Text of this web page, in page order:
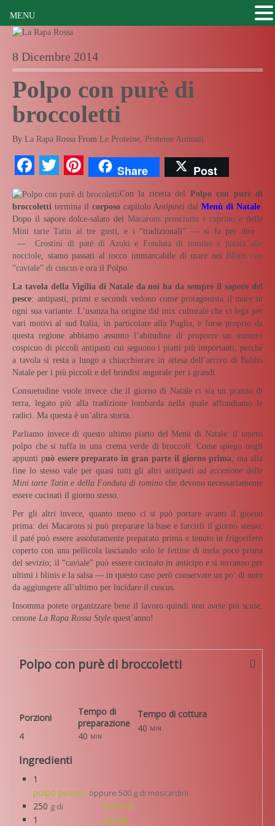
8 Dicembre 2014
Polpo con purè di
broccoletti
By La Rapa Rossa From Le Proteine, Proteine Animali
Facebook
TwitterPinterest
Share Post
Con la ricetta del Polpo con purè di
broccoletti termina il corposocapitolo Antipasti dalMenù di Natale
Dopo il sapore dolce-salato dei Macarons prosciutto e caprino e delle
Mini tarte Tatin ai tre gusti , e i “tradizionali” — si fa per dire
—Crostini di paté di Azuki eFonduta di tomino e patata alle
nocciole , siamo passati al tocco immancabile di mare neiBlinis con
“caviale” di cuscus e ora il Polpo.
La tavola della Vigilia di Natale da noi ha da sempre il sapore del
pesce: antipasti, primi e secondi vedono come protagonista il mare in
ogni sua variante. L’usanza ha origine dal mix culturale che ci lega per
vari motivi al sud Italia, in particolare alla Puglia, e forse proprio da
questa regione abbiamo assunto l’abitudine di proporre un numero
cospicuo di piccoli antipasti cui seguono i piatti più importanti, perché
a tavola si resta a lungo a chiacchierare in attesa dell’arrivo di Babbo
Natale per i più piccoli e del brindisi augurale per i grandi.
Consuetudine vuole invece che il giorno di Natale ci sia un pranzo di
terra, legato più alla tradizione lombarda nella quale affondiamo le
radici. Ma questa è un’altra storia.
Parliamo invece di questo ultimo piatto del Menù di Natale: il tenero
polpo che si tuffa in una crema verde di broccoli. Come spiego negli
appunti può essere preparato in gran parte il giorno prima , ma alla
fine lo stesso vale per quasi tutti gli altri antipastiad eccezione delle
Mini tarte Tatin e della Fonduta di tominoche devono necessariamente
essere cucinati il giorno stesso.
Per gli altri invece, quanto meno ci si può portare avanti il giorno
prima: dei Macarons si può preparare la base e farcirli il giorno stesso;
il paté può essere assolutamente preparato prima e tenuto in frigorifero
coperto con una pellicola lasciando solo le fettine di mela poco prima
del sevizio; il “caviale” può essere cucinato in anticipo e si terranno per
ultimi i blinis e la salsa — in questo caso però conservate un po’ di nero
da aggiungere all’ultimo per lucidare il cuscus.
Insomma potete organizzare bene il lavoro quindi non avete più scuse,
cenone La Rapa Rossa Style quest’anno!
Polpo con purè di broccoletti
Porzioni
Tempo di
preparazione
4
40 min
Tempo di cottura
40 min
Ingredienti
1
polpo piccolo oppure 500 g di moscardini
250 g di
broccoli
1
cipolla
MENU